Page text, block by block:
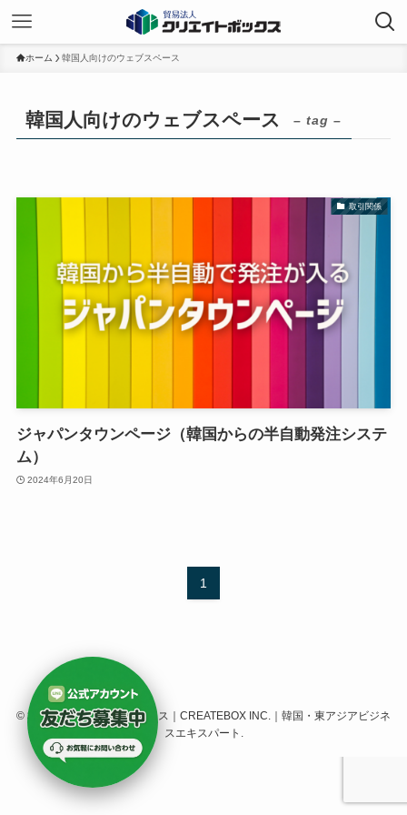
ホーム 韓国人向けのウェブスペース
韓国人向けのウェブスペース – tag –
取引関係
ジャパンタウンページ（韓国からの半自動発注システ
ム）
2024年6月20日
1
© 株式会社クリエイトボックス｜CREATEBOX INC.｜韓国・東アジアビジネ
スエキスパート.